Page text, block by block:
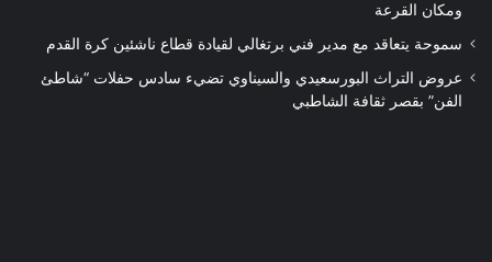
ومكان القرعة
سموحة يتعاقد مع مدير فني برتغالي لقيادة قطاع ناشئين كرة القدم
عروض التراث البورسعيدي والسيناوي تضيء سادس حفلات “شاطئ
الفن” بقصر ثقافة الشاطبي